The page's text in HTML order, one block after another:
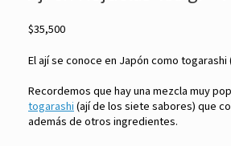
$35,500
El ají se conoce en Japón como togarashi
Recordemos que hay una mezcla muy
togarashi (ají de los siete sabores) que
además de otros ingredientes.